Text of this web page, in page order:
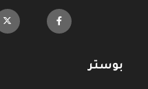
بوستر